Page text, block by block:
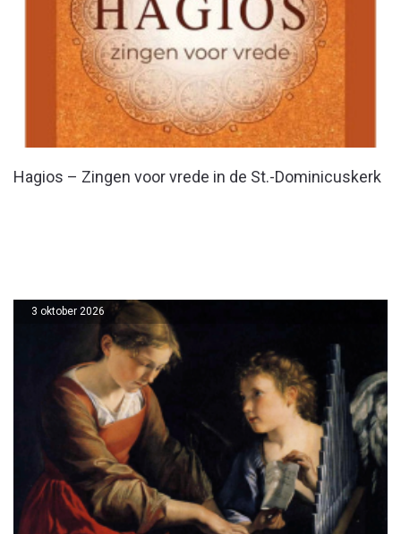
Hagios – Zingen voor vrede in de St.-Dominicuskerk
3 oktober 2026